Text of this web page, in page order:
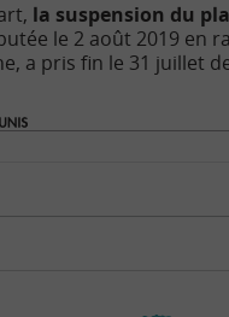
la suspension du
le 2 août 2019 en
a pris fin le 31 juillet